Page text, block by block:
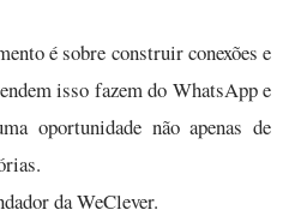
é sobre construir conexões e
isso fazem do WhatsApp e
oportunidade não apenas de
da WeClever.